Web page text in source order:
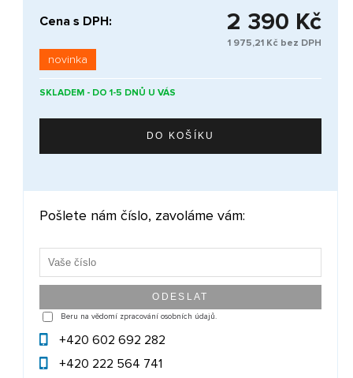
Cena s DPH: 2 390 Kč
1 975,21 Kč bez DPH
novinka
SKLADEM - DO 1-5 DNŮ U VÁS
Pošlete nám číslo, zavoláme vám:
Beru na vědomí zpracování osobních údajů.
+420 602 692 282
+420 222 564 741